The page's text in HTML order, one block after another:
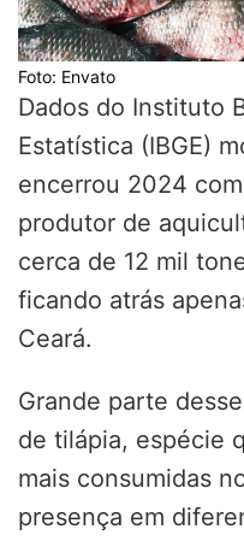
Foto: Envato
Dados do Instituto
Estatística (IBGE)
encerrou 2024
produtor de
cerca de 12 mil
ficando atrás
Ceará.
Grande parte
de tilápia, espécie
mais consumidas
presença em